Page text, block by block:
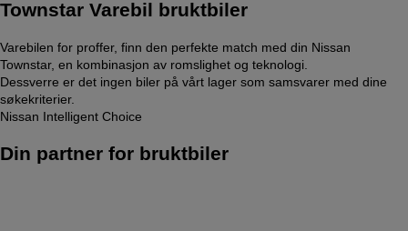
Townstar Varebil bruktbiler
Varebilen for proffer, finn den perfekte match med din Nissan
Townstar, en kombinasjon av romslighet og teknologi.
Dessverre er det ingen biler på vårt lager som samsvarer med dine
søkekriterier.
Nissan Intelligent Choice
Din partner for bruktbiler